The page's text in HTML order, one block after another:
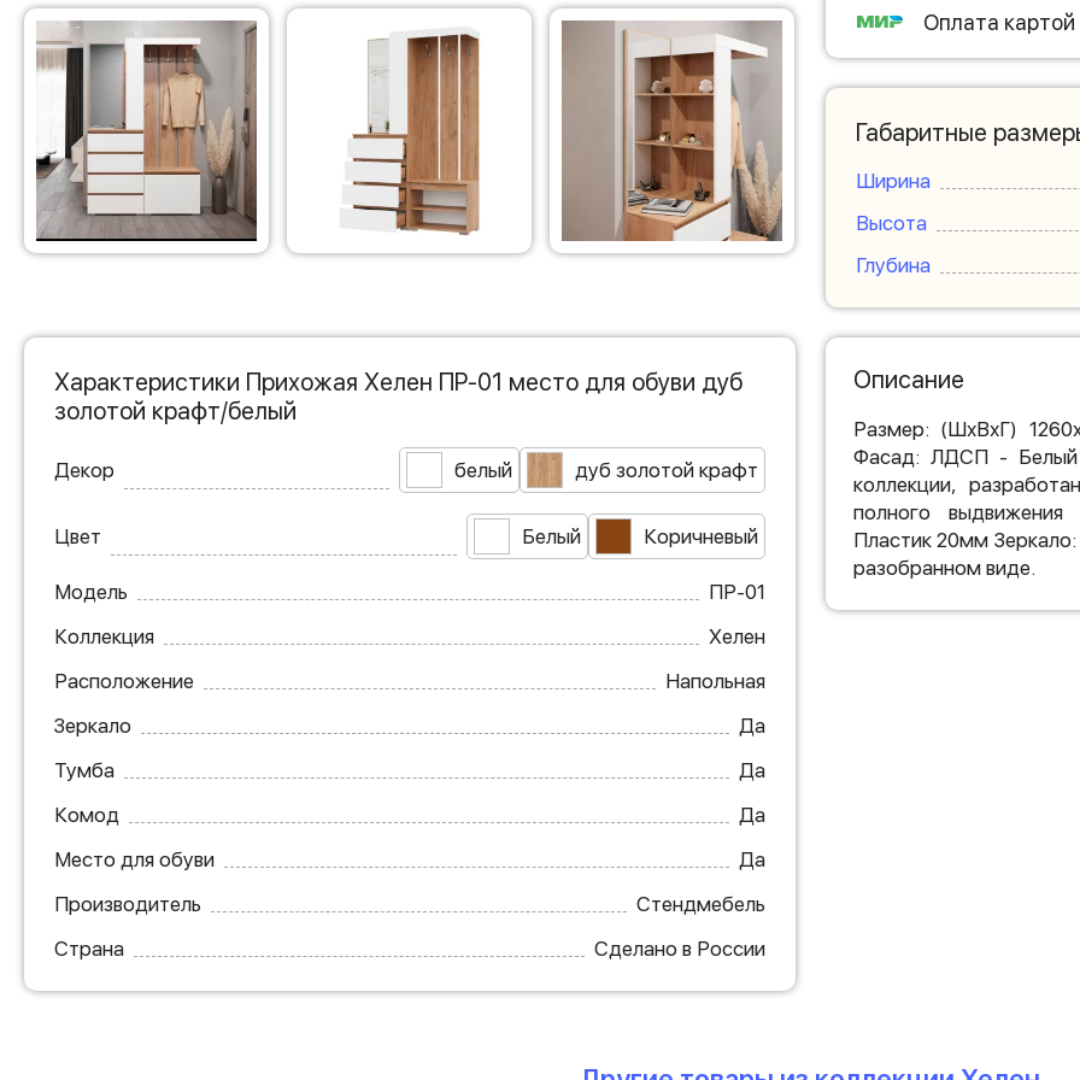
Оплата картой
Габаритные
Ширина
Высота
Глубина
Характеристики Прихожая Хелен ПР-01 место для обуви дуб
золотой крафт/белый
Декор белый дуб золотой крафт
Цвет Белый Коричневый
Модель
ПР-01
Коллекция
Хелен
Расположение
Напольная
Зеркало
Да
Тумба
Да
Комод
Да
Место для обуви
Да
Производитель
Стендмебель
Страна
Сделано в России
Описание
Размер: (ШхВхГ)
Фасад: ЛДСП - Белый
коллекции,
полного
Пластик 20мм
разобранном виде.